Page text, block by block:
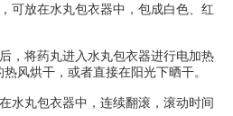
放在水丸包衣器中，包成白色、红
将药丸进入水丸包衣器进行电加热
风烘干，或者直接在阳光下晒干。
丸包衣器中，连续翻滚，滚动时间